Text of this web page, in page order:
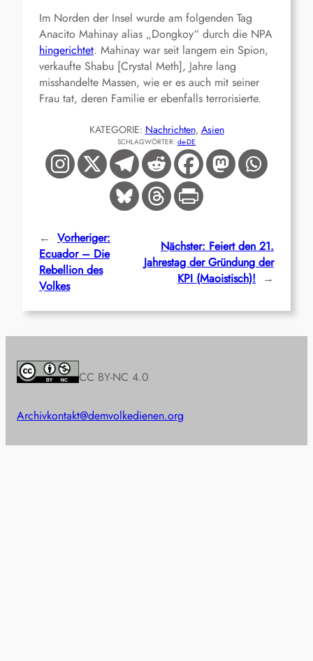
Im Norden der Insel wurde am folgenden Tag
Anacito Mahinay alias „Dongkoy“ durch die NPA
hingerichtet. Mahinay war seit langem ein Spion,
verkaufte Shabu [Crystal Meth], Jahre lang
misshandelte Massen, wie er es auch mit seiner
Frau tat, deren Familie er ebenfalls terrorisierte.
KATEGORIE: Nachrichten, Asien
SCHLAGWÖRTER: de-DE
← Vorheriger:
Ecuador – Die
Rebellion des
Volkes
Nächster: Feiert den 21.
Jahrestag der Gründung der
KPI (Maoistisch)!
→
CC BY-NC 4.0
Archivkontakt@demvolkedienen.org